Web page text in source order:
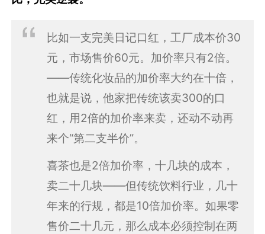
比如一支完美日记口红，工厂成本价30
元，市场售价60元。加价率只有2倍。
——传统化妆品的加价率大约在十倍，
也就是说，他家把传统该卖300的口
红，用2倍的加价率来卖，还动不动再
来个“第二支半价”。
喜茶也是2倍加价率，十几块的成本，
卖二十几块——但传统饮料行业，几十
年来的行规，都是10倍加价率。如果零
售价二十几元，那么成本必须控制在两